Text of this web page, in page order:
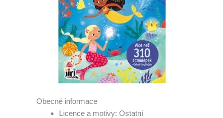
Obecné informace
Licence a motivy: Ostatní